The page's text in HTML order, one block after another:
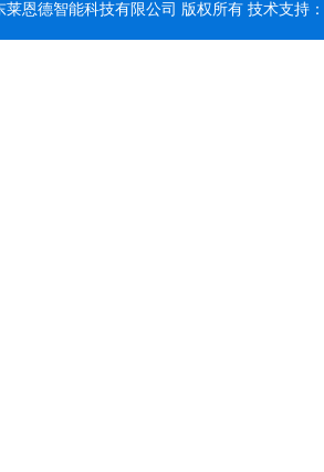
莱恩德智能科技有限公司 版权所有 技术支持：